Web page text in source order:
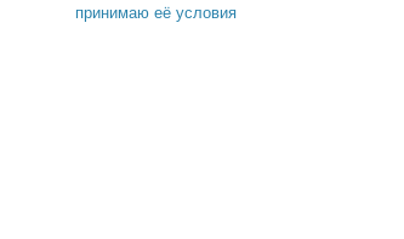
принимаю её условия